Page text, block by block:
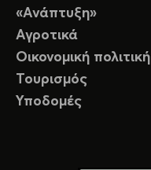
«Ανάπτυξη»
Αγροτικά
Οικονομική πολιτική
Τουρισμός
Υποδομές